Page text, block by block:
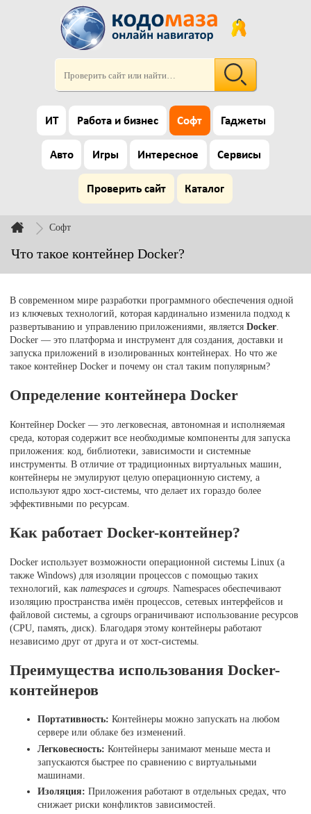
ИТ Работа и бизнес Софт Гаджеты
Авто Игры Интересное Сервисы
Проверить сайт Каталог
Софт
Что такое контейнер Docker?
В современном мире разработки программного обеспечения одной
из ключевых технологий, которая кардинально изменила подход к
развертыванию и управлению приложениями, являетсяDocker
Docker — это платформа и инструмент для создания, доставки и
запуска приложений в изолированных контейнерах. Но что же
такое контейнер Docker и почему он стал таким популярным?
Определение контейнера Docker
Контейнер Docker — это легковесная, автономная и исполняемая
среда, которая содержит все необходимые компоненты для запуска
приложения: код, библиотеки, зависимости и системные
инструменты. В отличие от традиционных виртуальных машин,
контейнеры не эмулируют целую операционную систему, а
используют ядро хост-системы, что делает их гораздо более
эффективными по ресурсам.
Как работает Docker-контейнер?
Docker использует возможности операционной системы Linux (а
также Windows) для изоляции процессов с помощью таких
технологий, какnamespaces иcgroups . Namespaces обеспечивают
изоляцию пространства имён процессов, сетевых интерфейсов и
файловой системы, а cgroups ограничивают использование ресурсов
(CPU, память, диск). Благодаря этому контейнеры работают
независимо друг от друга и от хост-системы.
Преимущества использования Docker-
контейнеров
Портативность: Контейнеры можно запускать на любом
сервере или облаке без изменений.
Легковесность: Контейнеры занимают меньше места и
запускаются быстрее по сравнению с виртуальными
машинами.
Изоляция: Приложения работают в отдельных средах, что
снижает риски конфликтов зависимостей.